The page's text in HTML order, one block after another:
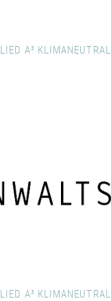
A³ KLIMANEUTRAL
A³ KLIMANEUTRAL